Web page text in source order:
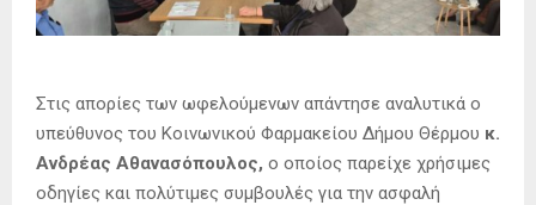
Στις απορίες των ωφελούμενων απάντησε αναλυτικά ο
υπεύθυνος του Κοινωνικού Φαρμακείου Δήμου Θέρμου κ.
Ανδρέας Αθανασόπουλος, ο οποίος παρείχε χρήσιμες
οδηγίες και πολύτιμες συμβουλές για την ασφαλή